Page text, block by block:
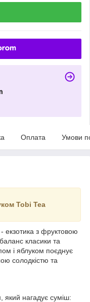
Оплата Умови
Tobi Tea
екзотика з фруктовою
класики та
і яблуком поєднує
солодкістю та
який нагадує суміш: